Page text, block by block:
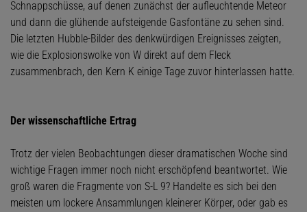
Schnappschüsse, auf denen zunächst der aufleuchtende Meteor
und dann die glühende aufsteigende Gasfontäne zu sehen sind.
Die letzten Hubble-Bilder des denkwürdigen Ereignisses zeigten,
wie die Explosionswolke von W direkt auf dem Fleck
zusammenbrach, den Kern K einige Tage zuvor hinterlassen hatte.
Der wissenschaftliche Ertrag
Trotz der vielen Beobachtungen dieser dramatischen Woche sind
wichtige Fragen immer noch nicht erschöpfend beantwortet. Wie
groß waren die Fragmente von S-L 9? Handelte es sich bei den
meisten um lockere Ansammlungen kleinerer Körper, oder gab es